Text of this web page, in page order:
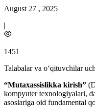
August 27 , 2025
|
1451
Talabalar va o‘qituvchilar
“Mutaxassislikka kirish”
kompyuter texnologiyalari,
asoslariga oid fundamental